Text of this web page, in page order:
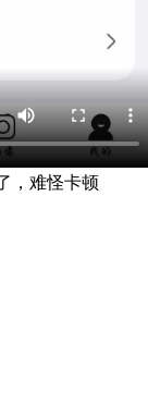
，难怪卡顿